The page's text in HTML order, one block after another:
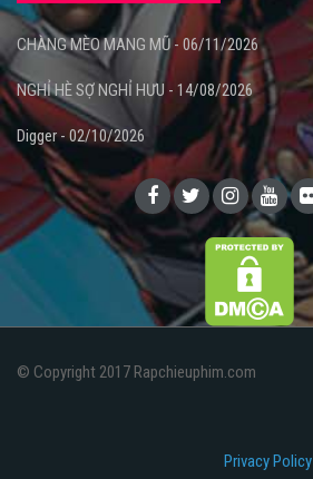
CHÀNG MÈO MANG MŨ - 06/11/2026
NGHỈ HÈ SỢ NGHỈ HƯU - 14/08/2026
Digger - 02/10/2026
© Copyright 2017 Rapchieuphim.com
Privacy Policy